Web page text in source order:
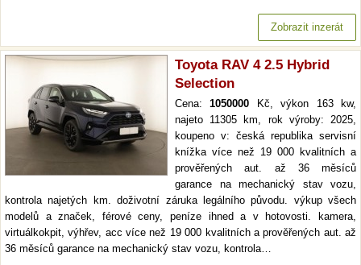
Zobrazit inzerát
Toyota RAV 4 2.5 Hybrid
Selection
Cena:1050000 Kč, výkon 163 kw,
najeto 11305 km, rok výroby: 2025,
koupeno v: česká republika servisní
knížka více než 19 000 kvalitních a
prověřených aut. až 36 měsíců
garance na mechanický stav vozu,
kontrola najetých km. doživotní záruka legálního původu. výkup všech
modelů a značek, férové ceny, peníze ihned a v hotovosti. kamera,
virtuálkokpit, výhřev, acc více než 19 000 kvalitních a prověřených aut. až
36 měsíců garance na mechanický stav vozu, kontrola…